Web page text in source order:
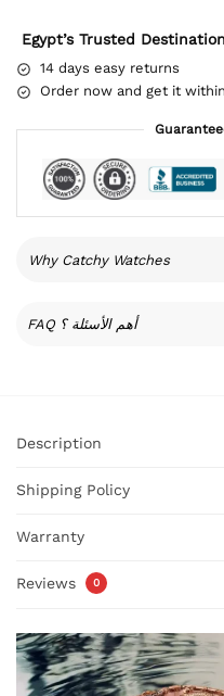
Egypt’s Trusted
14 days easy returns
Order now and get it
Why Catchy Watches
FAQ أهم الأسئلة ؟
Description
Shipping Policy
Warranty
Reviews 0